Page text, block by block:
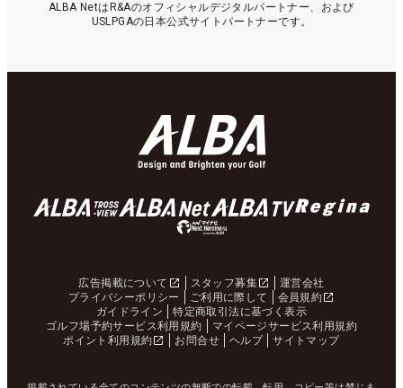
ALBA NetはR&Aのオフィシャルデジタルパートナー、および
USLPGAの日本公式サイトパートナーです。
広告掲載について スタッフ募集
運営会社
プライバシーポリシー
ご利用に際して
会員規約
ガイドライン
特定商取引法に基づく表示
ゴルフ場予約サービス利用規約
マイページサービス利用規約
ポイント利用規約
お問合せ ヘルプ サイトマップ